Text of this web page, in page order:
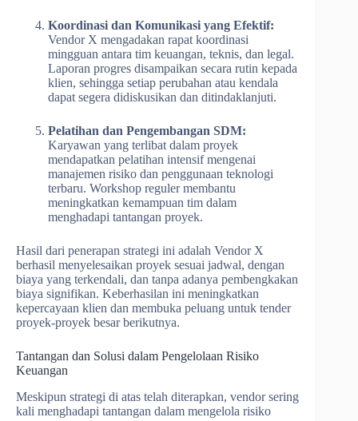
Koordinasi dan Komunikasi yang Efektif:
Vendor X mengadakan rapat koordinasi
mingguan antara tim keuangan, teknis, dan legal.
Laporan progres disampaikan secara rutin kepada
klien, sehingga setiap perubahan atau kendala
dapat segera didiskusikan dan ditindaklanjuti.
Pelatihan dan Pengembangan SDM:
Karyawan yang terlibat dalam proyek
mendapatkan pelatihan intensif mengenai
manajemen risiko dan penggunaan teknologi
terbaru. Workshop reguler membantu
meningkatkan kemampuan tim dalam
menghadapi tantangan proyek.
Hasil dari penerapan strategi ini adalah Vendor X
berhasil menyelesaikan proyek sesuai jadwal, dengan
biaya yang terkendali, dan tanpa adanya pembengkakan
biaya signifikan. Keberhasilan ini meningkatkan
kepercayaan klien dan membuka peluang untuk tender
proyek-proyek besar berikutnya.
Tantangan dan Solusi dalam Pengelolaan Risiko
Keuangan
Meskipun strategi di atas telah diterapkan, vendor sering
kali menghadapi tantangan dalam mengelola risiko